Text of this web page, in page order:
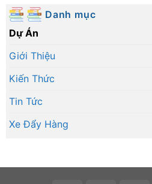
Danh mục
Dự Án
Giới Thiệu
Kiến Thức
Tin Tức
Xe Đẩy Hàng